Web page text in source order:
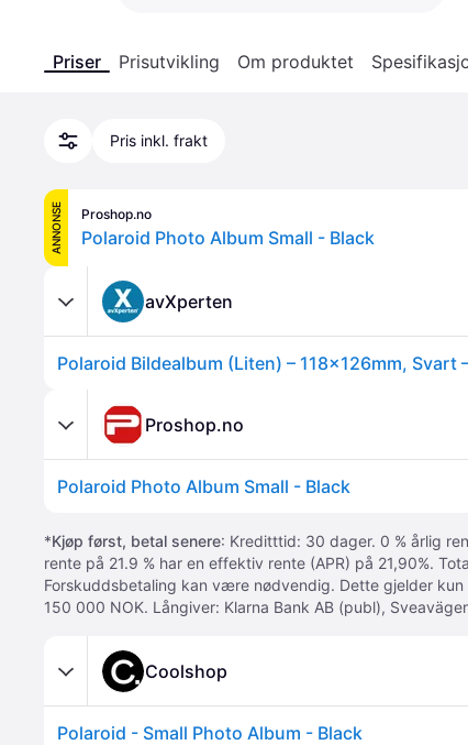
Priser Prisutvikling Om produktet
Pris inkl. frakt
ANNONSE Proshop.no
Polaroid Photo Album Small - Black
avXperten
Polaroid Bildealbum (Liten) – 118x126mm, Svart
Proshop.no
Polaroid Photo Album Small - Black
*Kjøp først, betal senere: Kreditttid: 30 dager. 0 % årlig
rente på 21.9 % har en effektiv rente (APR) på 21,90%.
Forskuddsbetaling kan være nødvendig. Dette gjelder
150 000 NOK. Långiver: Klarna Bank AB (publ),
Coolshop
Polaroid - Small Photo Album - Black